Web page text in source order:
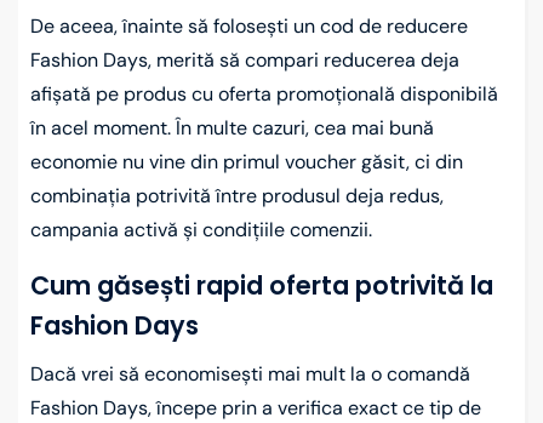
De aceea, înainte să folosești un cod de reducere
Fashion Days, merită să compari reducerea deja
afișată pe produs cu oferta promoțională disponibilă
în acel moment. În multe cazuri, cea mai bună
economie nu vine din primul voucher găsit, ci din
combinația potrivită între produsul deja redus,
campania activă și condițiile comenzii.
Cum găsești rapid oferta potrivită la
Fashion Days
Dacă vrei să economisești mai mult la o comandă
Fashion Days, începe prin a verifica exact ce tip de